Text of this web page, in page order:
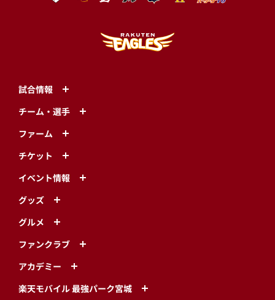
試合情報
チーム・選手
ファーム
チケット
イベント情報
グッズ
グルメ
ファンクラブ
アカデミー
楽天モバイル 最強パーク宮城